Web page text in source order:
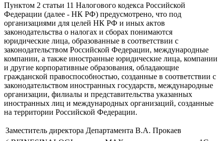
Пунктом 2 статьи 11 Налогового кодекса Российской
Федерации (далее - НК РФ) предусмотрено, что под
организациями для целей НК РФ и иных актов
законодательства о налогах и сборах понимаются
юридические лица, образованные в соответствии с
законодательством Российской Федерации, международные
компании, а также иностранные юридические лица, компании
и другие корпоративные образования, обладающие
гражданской правоспособностью, созданные в соответствии с
законодательством иностранных государств, международные
организации, филиалы и представительства указанных
иностранных лиц и международных организаций, созданные
на территории Российской Федерации.
Заместитель директора Департамента В.А. Прокаев